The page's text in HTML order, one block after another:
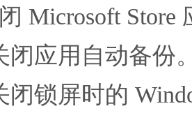
Store
应用自动备份
锁屏时的